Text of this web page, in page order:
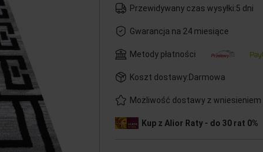
Przewidywany czas wysyłki:5 dni
Gwarancja na 24 miesiące
Metody płatności
Koszt dostawy:Darmowa
Możliwość dostawy z wniesieniem
Kup z Alior Raty - do 30 rat 0%